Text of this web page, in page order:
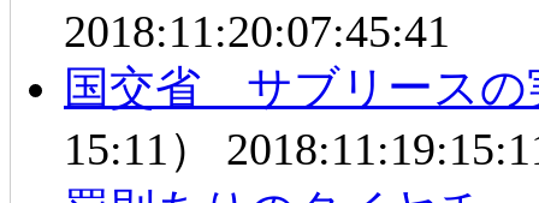
2018:11:20:07:45:41
国交省 サブリースの
15:11）